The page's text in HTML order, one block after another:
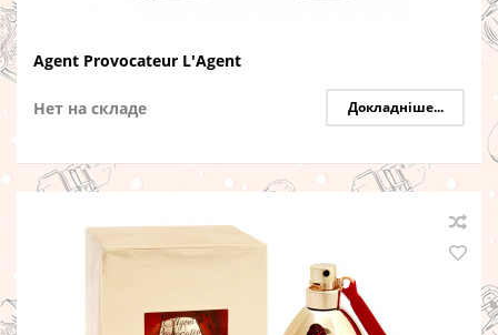
Agent Provocateur L'Agent
Нет на складе Докладніше...